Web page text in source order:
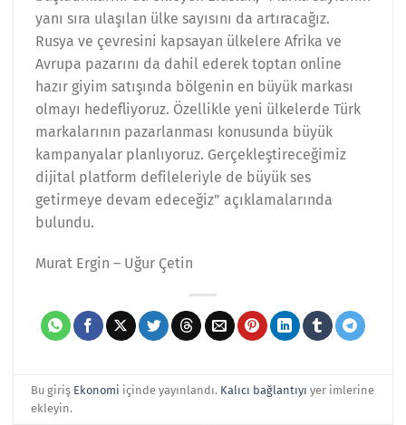
yanı sıra ulaşılan ülke sayısını da artıracağız.
Rusya ve çevresini kapsayan ülkelere Afrika ve
Avrupa pazarını da dahil ederek toptan online
hazır giyim satışında bölgenin en büyük markası
olmayı hedefliyoruz. Özellikle yeni ülkelerde Türk
markalarının pazarlanması konusunda büyük
kampanyalar planlıyoruz. Gerçekleştireceğimiz
dijital platform defileleriyle de büyük ses
getirmeye devam edeceğiz” açıklamalarında
bulundu.
Murat Ergin – Uğur Çetin
Bu giriş Ekonomi içinde yayınlandı. Kalıcı bağlantıyı yer imlerine
ekleyin.